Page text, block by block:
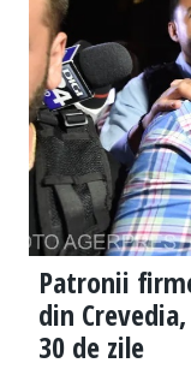
Patronii
din
30 de zile